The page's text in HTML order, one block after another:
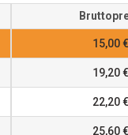
15,00 €
19,20 €
22,20 €
25,60 €